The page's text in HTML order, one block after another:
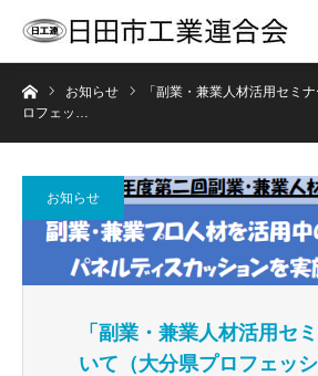
ホームお知らせ
「副業・兼業人材活用セミ
ロフェッ…
お知らせ
「副業・兼業人材活用セ
いて（大分県プロフェッ